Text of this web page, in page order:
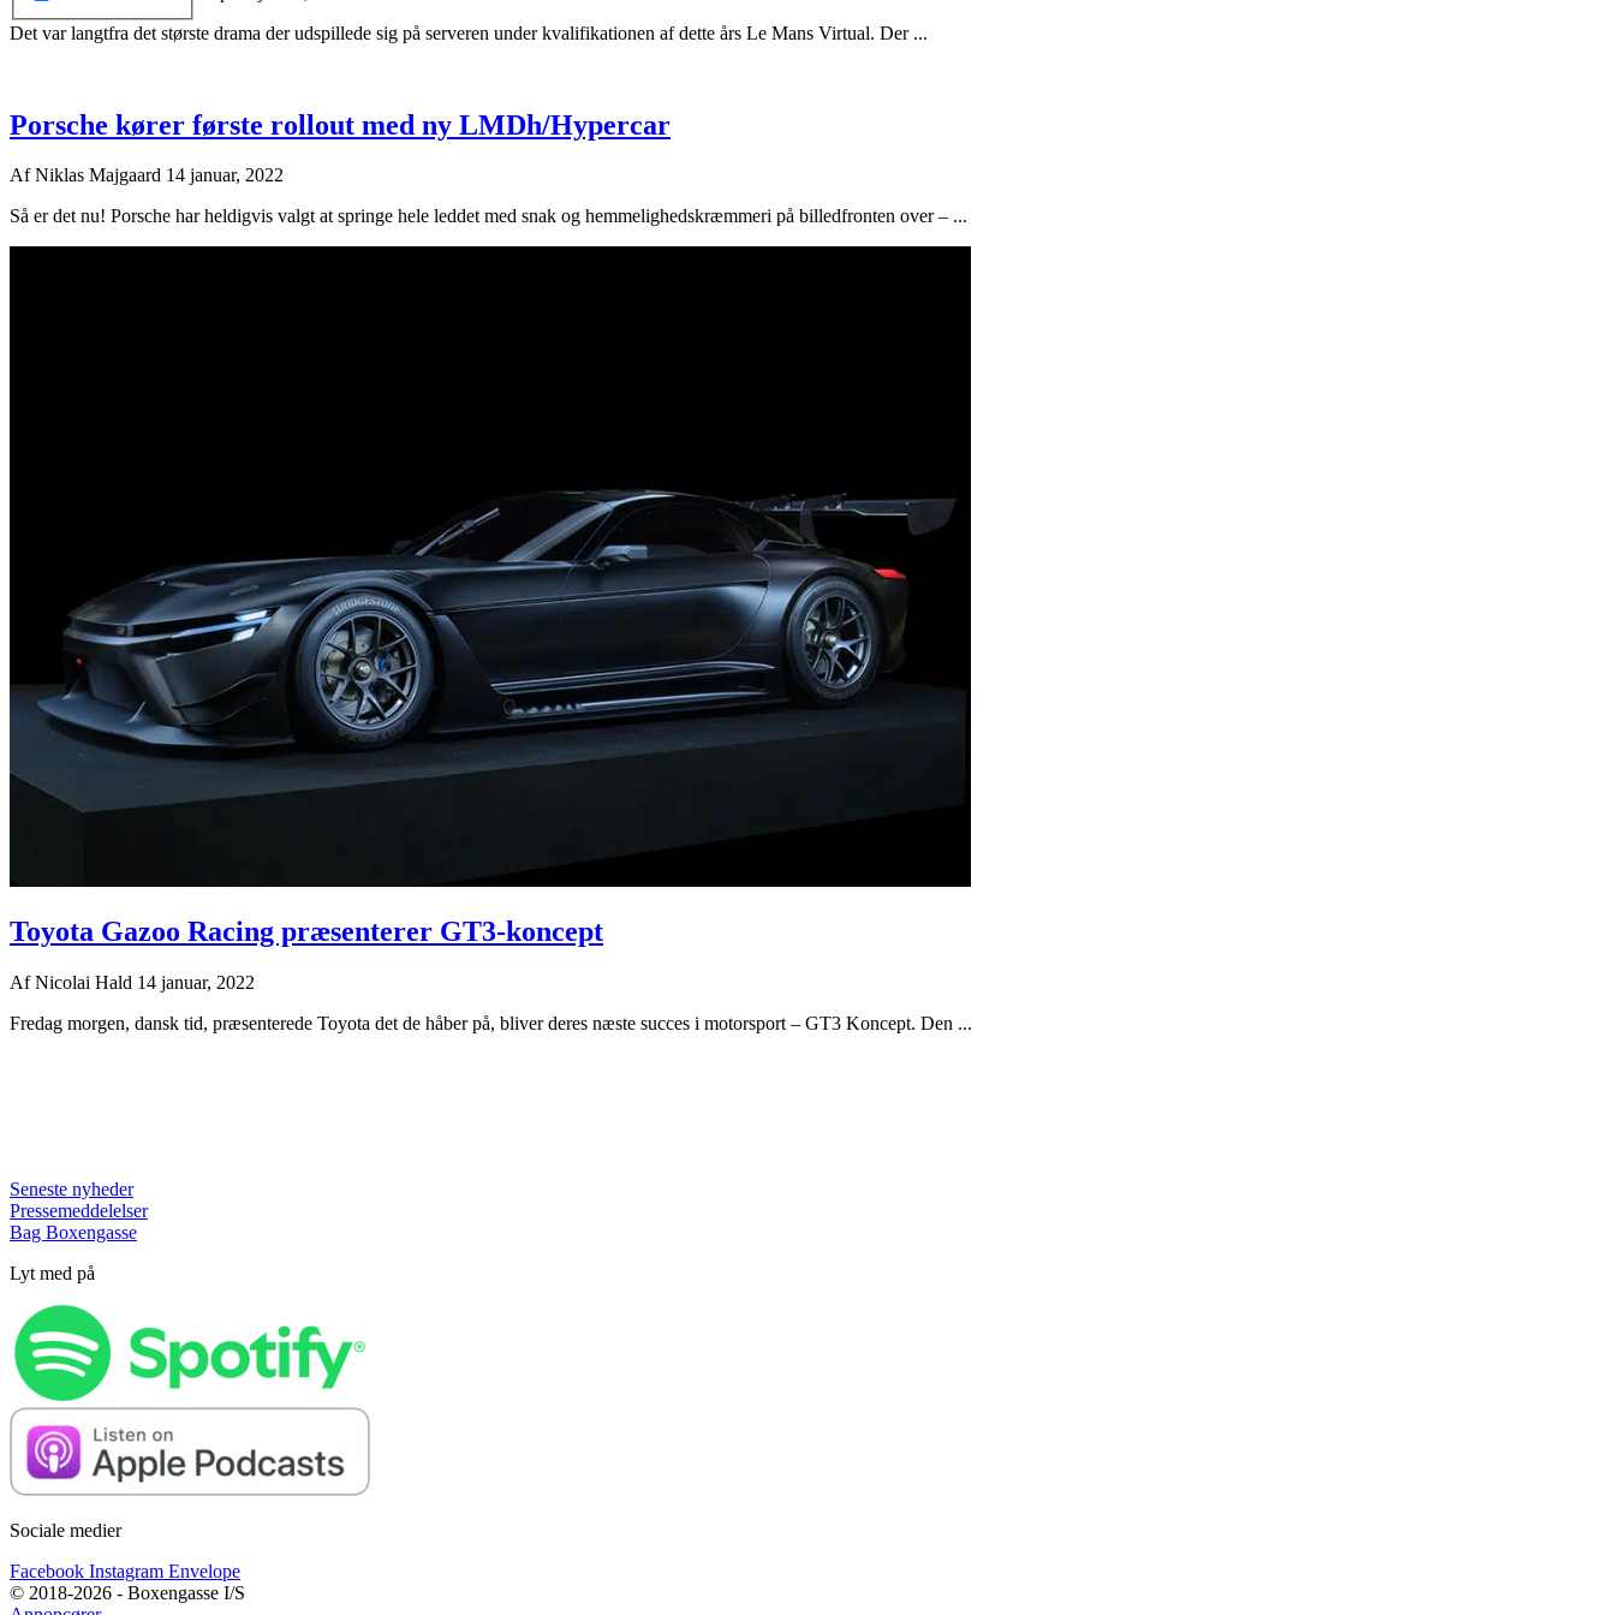
Det var langtfra det største drama der udspillede sig på serveren under kvalifikationen af dette års Le Mans Virtual. Der ...
Porsche kører første rollout med ny LMDh/Hypercar
AfNiklas Majgaard 14 januar, 2022
Så er det nu! Porsche har heldigvis valgt at springe hele leddet med snak og hemmelighedskræmmeri på billedfronten over – ...
Toyota Gazoo Racing præsenterer GT3-koncept
AfNicolai Hald 14 januar, 2022
Fredag morgen, dansk tid, præsenterede Toyota det de håber på, bliver deres næste succes i motorsport – GT3 Koncept. Den ...
Seneste nyheder
Pressemeddelelser
Bag Boxengasse
Lyt med på
Sociale medier
Facebook Instagram Envelope
© 2018-2026 - Boxengasse I/S